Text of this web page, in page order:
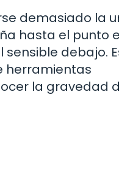
demasiado la
hasta el punto
sensible debajo.
herramientas
la gravedad